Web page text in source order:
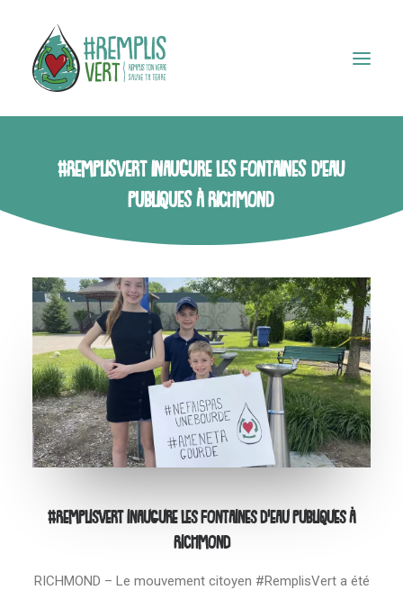
TROUVER UN POINT D’EAU
Accueil
Notre histoire
Médias
Contact
Panier
#RemplisVertinaugurelesfontainesd’eau
publiquesàRichmond
#RemplisVert inaugure les fontaines d’eau publiques à
Richmond
RICHMOND – Le mouvement citoyen #RemplisVert a été